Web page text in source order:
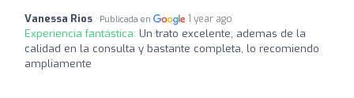
Vanessa Rios Publicada en 1 year ago
Experiencia fantástica: Un trato excelente, ademas de la
calidad en la consulta y bastante completa, lo recomiendo
ampliamente